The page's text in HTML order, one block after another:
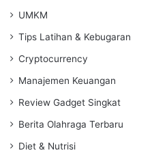
UMKM
Tips Latihan & Kebugaran
Cryptocurrency
Manajemen Keuangan
Review Gadget Singkat
Berita Olahraga Terbaru
Diet & Nutrisi